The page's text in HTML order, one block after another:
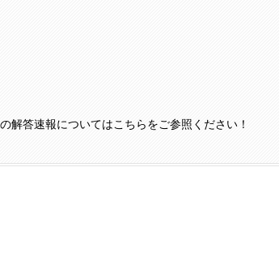
解答速報についてはこちらをご参照ください！